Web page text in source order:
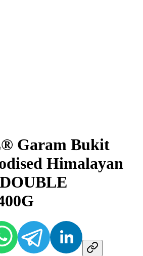
Garam Bukit
Himalayan